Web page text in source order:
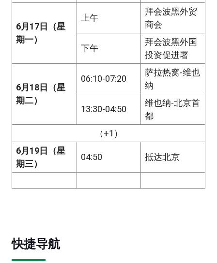
6月17日（星
期一）
上午
拜会波黑外贸
商会
下午
拜会波黑外国
投资促进署
6月18日（星
期二）
06:10-07:20
萨拉热窝-维也
纳
13:30-04:50
维也纳-北京首
都
（+1）
6月19日（星
期三）
04:50 抵达北京
快捷导航